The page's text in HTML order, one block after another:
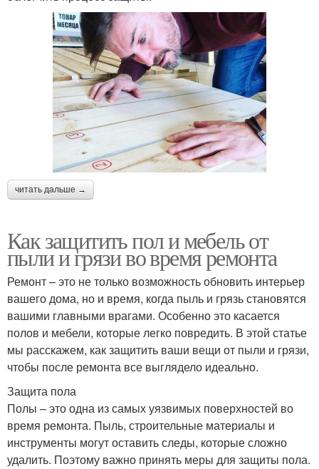
читать дальше →
Как защитить пол и мебель от
пыли и грязи во время ремонта
Ремонт – это не только возможность обновить интерьер
вашего дома, но и время, когда пыль и грязь становятся
вашими главными врагами. Особенно это касается
полов и мебели, которые легко повредить. В этой статье
мы расскажем, как защитить ваши вещи от пыли и грязи,
чтобы после ремонта все выглядело идеально.
Защита пола
Полы – это одна из самых уязвимых поверхностей во
время ремонта. Пыль, строительные материалы и
инструменты могут оставить следы, которые сложно
удалить. Поэтому важно принять меры для защиты пола.